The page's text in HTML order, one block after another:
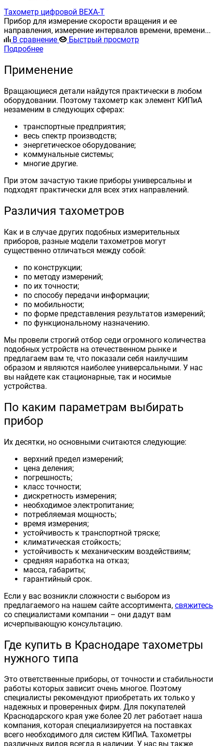
Тахометр цифровой ВЕХА-Т
Прибор для измерение скорости вращения и ее
направления, измерение интервалов времени, времени...
В сравнение
Быстрый просмотр
Подробнее
Применение
Вращающиеся детали найдутся практически в любом
оборудовании. Поэтому тахометр как элемент КИПиА
незаменим в следующих сферах:
транспортные предприятия;
весь спектр производств;
энергетическое оборудование;
коммунальные системы;
многие другие.
При этом зачастую такие приборы универсальны и
подходят практически для всех этих направлений.
Различия тахометров
Как и в случае других подобных измерительных
приборов, разные модели тахометров могут
существенно отличаться между собой:
по конструкции;
по методу измерений;
по их точности;
по способу передачи информации;
по мобильности;
по форме представления результатов измерений;
по функциональному назначению.
Мы провели строгий отбор седи огромного количества
подобных устройств на отечественном рынке и
предлагаем вам те, что показали себя наилучшим
образом и являются наиболее универсальными. У нас
вы найдете как стационарные, так и носимые
устройства.
По каким параметрам выбирать
прибор
Их десятки, но основными считаются следующие:
верхний предел измерений;
цена деления;
погрешность;
класс точности;
дискретность измерения;
необходимое электропитание;
потребляемая мощность;
время измерения;
устойчивость к транспортной тряске;
климатическая стойкость;
устойчивость к механическим воздействиям;
средняя наработка на отказ;
масса, габариты;
гарантийный срок.
Если у вас возникли сложности с выбором из
предлагаемого на нашем сайте ассортимента, свяжитесь
со специалистами компании – они дадут вам
исчерпывающую консультацию.
Где купить в Краснодаре тахометры
нужного типа
Это ответственные приборы, от точности и стабильности
работы которых зависит очень многое. Поэтому
специалисты рекомендуют приобретать их только у
надежных и проверенных фирм. Для покупателей
Краснодарского края уже более 20 лет работает наша
компания, которая специализируется на поставках
всего необходимого для систем КИПиА. Тахометры
различных видов всегда в наличии. У нас вы также